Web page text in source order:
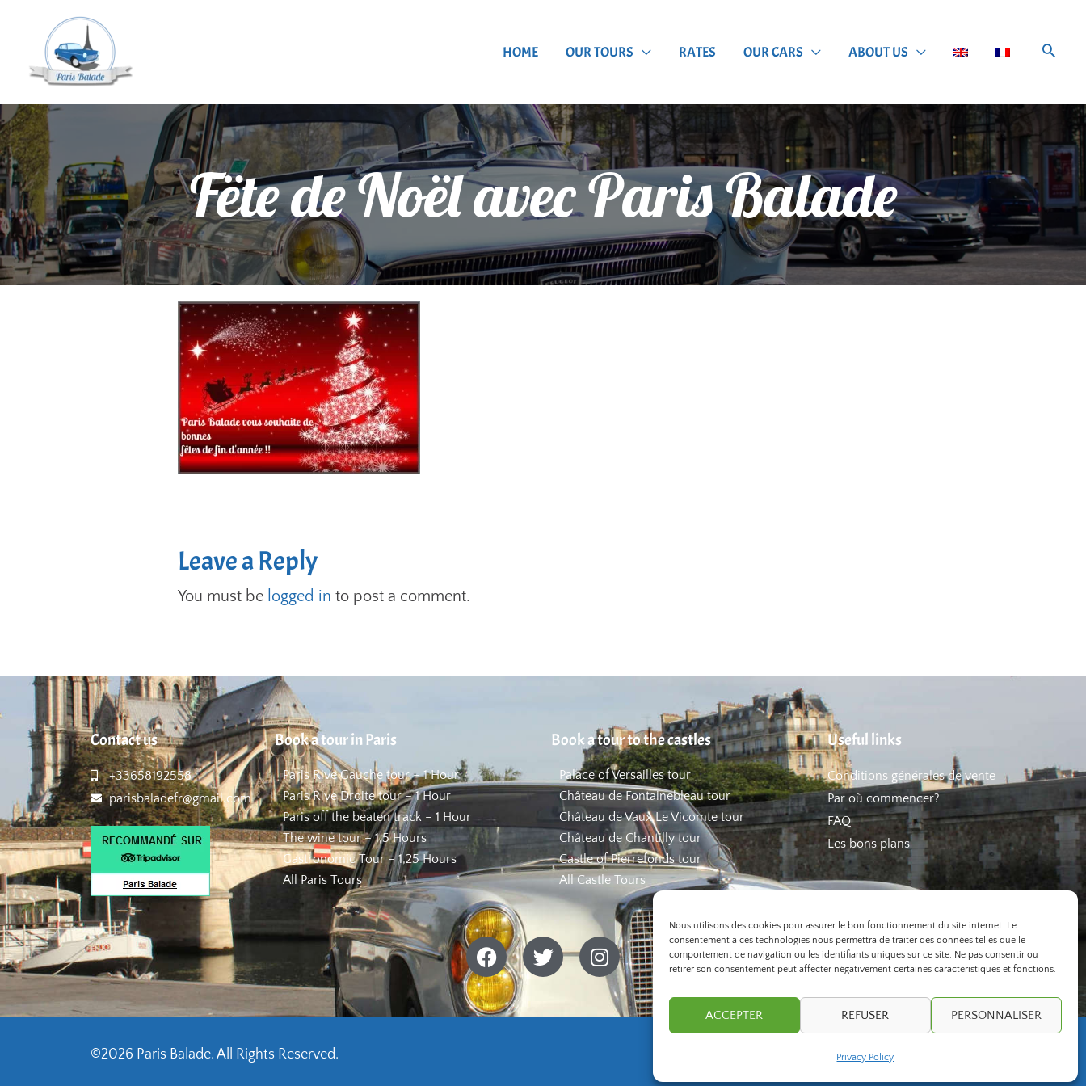
Nous utilisons des cookies pour assurer le bon fonctionnement du site internet. Le
consentement à ces technologies nous permettra de traiter des données telles que le
comportement de navigation ou les identifiants uniques sur ce site. Ne pas consentir ou
retirer son consentement peut affecter négativement certaines caractéristiques et fonctions.
ACCEPTER REFUSER PERSONNALISER
Privacy Policy
HOME OUR TOURS RATES OUR CARS ABOUT US
Fëte de Noël avec Paris Balade
Leave a Reply
You must be logged in to post a comment.
Contact us
+33658192558
parisbaladefr@gmail.com
Book a tour in Paris
Paris Rive Gauche tour – 1 Hour
Paris Rive Droite tour – 1 Hour
Paris off the beaten track – 1 Hour
The wine tour – 1,5 Hours
Gastronomic Tour – 1,25 Hours
All Paris Tours
Book a tour to the castles
Palace of Versailles tour
Château de Fontainebleau tour
Château de Vaux Le Vicomte tour
Château de Chantilly tour
Castle of Pierrefonds tour
All Castle Tours
Useful links
Conditions générales de vente
Par où commencer?
FAQ
Les bons plans
©2026 Paris Balade. All Rights Reserved. developed by